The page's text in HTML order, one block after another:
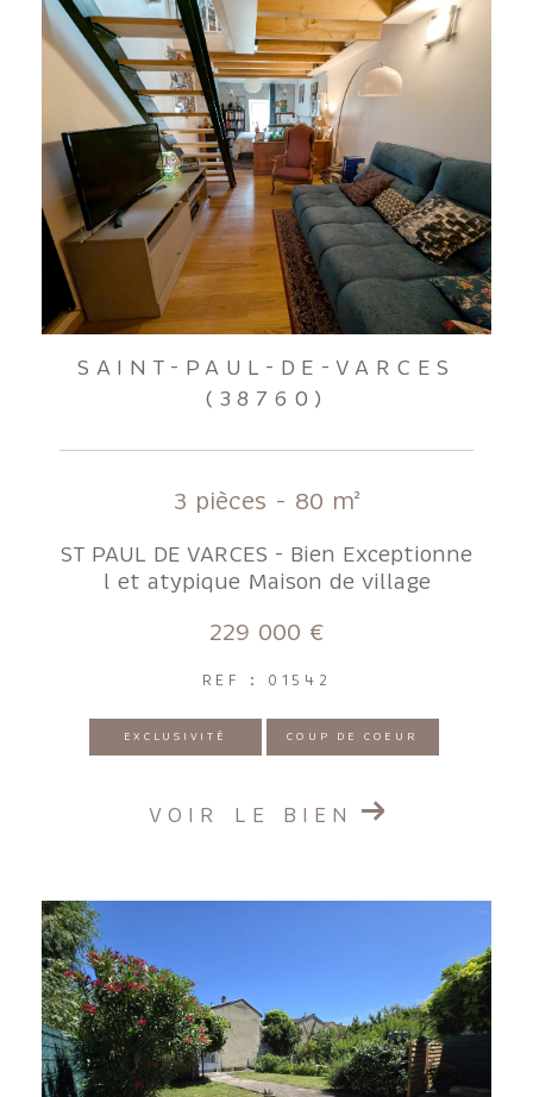
SAINT-PAUL-DE-VARCES
(38760)
3 pièces - 80 m²
ST PAUL DE VARCES - Bien Exceptionne
l et atypique Maison de village
229 000 €
REF : 01542
EXCLUSIVITÉ COUP DE COEUR
VOIR LE BIEN